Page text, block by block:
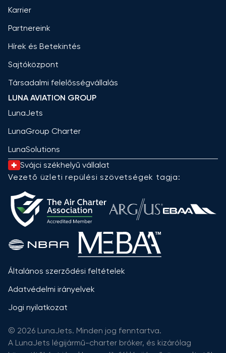
Karrier
Partnereink
Hírek és Betekintés
Sajtóközpont
Társadalmi felelősségvállalás
LUNA AVIATION GROUP
LunaJets
LunaGroup Charter
LunaSolutions
Svájci székhelyű vállalat
Vezető üzleti repülési szövetségek tagja:
Általános szerződési feltételek
Adatvédelmi irányelvek
Jogi nyilatkozat
© 2026 LunaJets. Minden jog fenntartva.
A LunaJets légijármű-charter bróker, és kizárólag